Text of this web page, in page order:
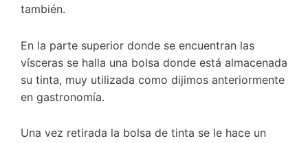
también.
En la parte superior donde se encuentran las
vísceras se halla una bolsa donde está almacenada
su tinta, muy utilizada como dijimos anteriormente
en gastronomía.
Una vez retirada la bolsa de tinta se le hace un